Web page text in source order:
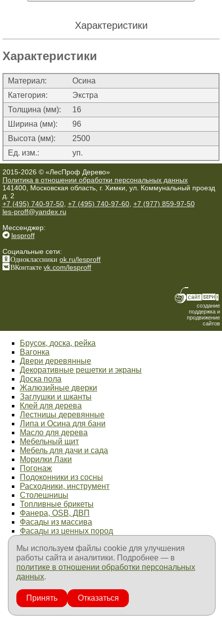
Характеристики
Характеристики
Материал:
Осина
Категория:
Экстра
Толщина (мм):
16
Ширина (мм):
96
Высота (мм):
2500
Ед. изм.:
уп.
2015-2026 © «ЛесПроф Дерево»
Политика в отношении обработки персональных данных
141400, Московская область, г. Химки, ул. Коммунальный проезд
д. 2
+7 (495) 740-97-50, +7 (495) 740-97-60, +7 (977) 859-97-50
les-proff@yandex.ru
Мессенджер:
lesproff
Социальные сети:
Одноклассники ok.ru/lesproff
ВКонтакте vk.com/lesproff
создание
поддержка и
продвижение
сайтов
Брусок, доска, рейка
Вагонка
Двери деревянные
Декоративные решетки и экраны
Доска пола
Жалюзийные дверки
Заглушки и шканты
Клей для дерева
Лестницы деревянные
Липа и Осина для бани
Масло для дерева
Мебельный щит
Мебель для дачи и сада
Морилки Лаки
Погонаж
Подоконники из сосны
Расходники, инструмент
Столешницы
Топливные брикеты
Фанера, OSB, ДВП
Фасады из массива
Фасады из ценных пород
Элементы лестниц
Продукция ТехноНиколь
Продукция Пенетрон
Продукция Goodhim
Продукция Изолон
Оплата и доставка
Мы используем файлы cookie для улучшения
работы сайта и аналитики. Подробнее — в
политике в отношении обработки персональных
данных.
Принять Отказаться